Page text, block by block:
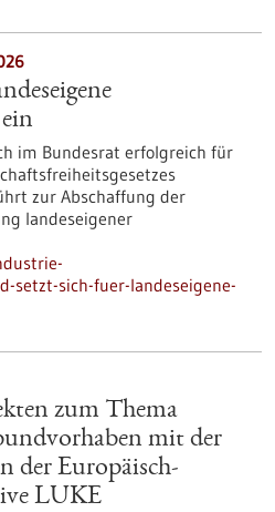
im Bundesrat erfolgreich für
zur Abschaffung der
landeseigener
sich-fuer-landeseigene-
zum Thema
mit der
der Europäisch-
LUKE